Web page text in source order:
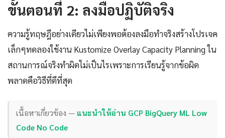
ขั้นตอนที่ 2: ลงมือปฏิบัติจริง
ความรู้ทฤษฎีอย่างเดียวไม่เพียงพอต้องลงมือทำจริงสร้างโปรเจค
เล็กๆทดลองใช้งาน Kustomize Overlay Capacity Planning ใน
สถานการณ์จริงทำผิดไม่เป็นไรเพราะการเรียนรู้จากข้อผิด
พลาดคือวิธีที่ดีที่สุด
เนื้อหาเกี่ยวข้อง — แนะนำให้อ่าน GCP BigQuery ML Low
Code No Code